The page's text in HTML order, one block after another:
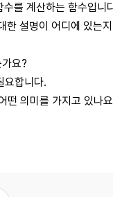
를 계산하는 함수입니
설명이 어디에 있는
요?
요합니다.
의미를 가지고 있나